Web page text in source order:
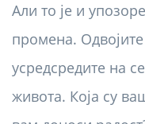
Али то је и
промена.
усредсредите на
живота. Која су